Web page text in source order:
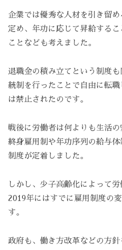
企業では優秀な人材を引き留
定め、年功に応じて昇給する
ことなども考えました。
退職金の積み立てという制度
統制を行ったことで自由に転
は禁止されたのです。
戦後に労働者は何よりも生活の
終身雇用制や年功序列の給与
制度が定着しました。
しかし、少子高齢化によって労
2019年にはすでに雇用制度の
す。
政府も、働き方改革などの方